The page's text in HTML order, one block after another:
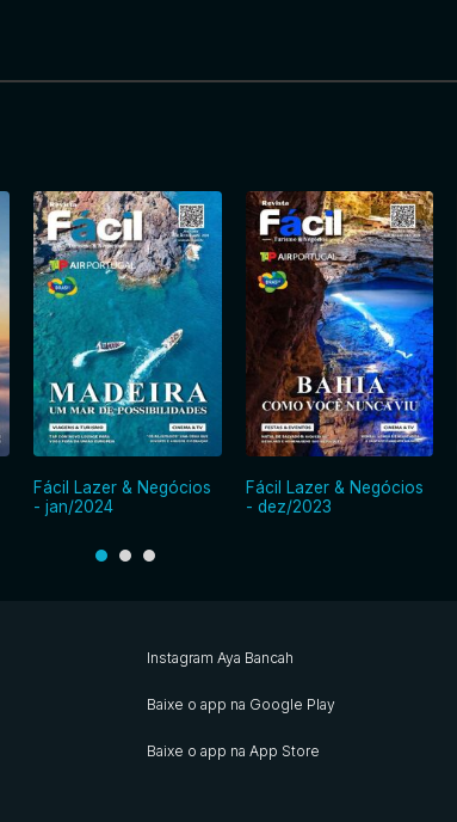
Fácil Lazer & Negócios
- jan/2024
Fácil Lazer & Negócios
- dez/2023
Instagram Aya Bancah
Baixe o app na Google Play
Baixe o app na App Store